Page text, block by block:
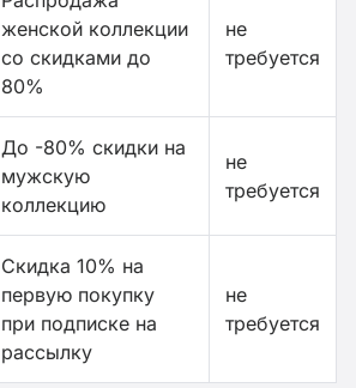
женской коллекции
со скидками до
80%
не
требуется
До -80% скидки на
мужскую
коллекцию
не
требуется
Скидка 10% на
первую покупку
при подписке на
рассылку
не
требуется